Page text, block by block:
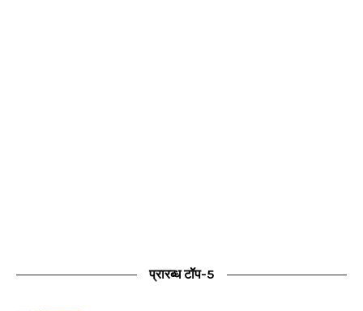
प्रारब्ध टॉप-5